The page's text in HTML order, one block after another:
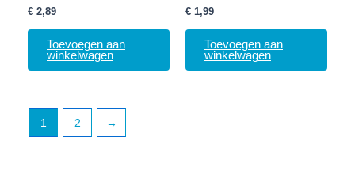
€ 2,89
Toevoegen aan
winkelwagen
€ 1,99
Toevoegen aan
winkelwagen
1 2 →